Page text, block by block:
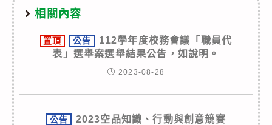
相關內容
置頂 公告
112學年度校務會議「職員代
表」選舉案選舉結果公告，如說明。
2023-08-28
公告 2023空品知識、行動與創意競賽